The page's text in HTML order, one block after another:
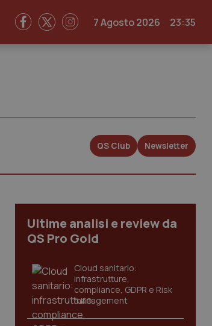
7 Agosto 2026 23:35
QS Club Newsletter
Ultime analisi e review da
QS Pro Gold
Cloud sanitario:
infrastrutture,
compliance, GDPR e Risk
management